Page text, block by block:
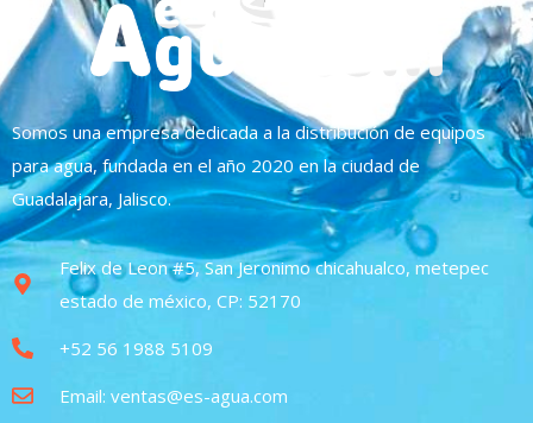
Somos una empresa dedicada a la distribución de equipos
para agua, fundada en el año 2020 en la ciudad de
Guadalajara, Jalisco.
Felix de Leon #5, San Jeronimo chicahualco, metepec
estado de méxico, CP: 52170
+52 56 1988 5109
Email: ventas@es-agua.com